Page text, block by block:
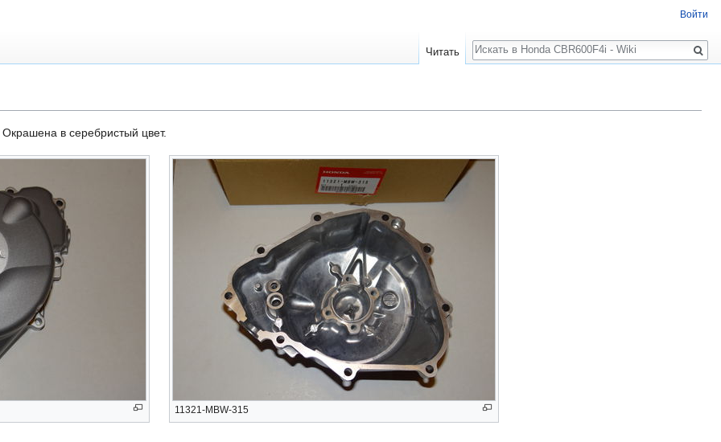
в серебристый цвет.
11321-MBW-315
Войти
Читать
Поиск